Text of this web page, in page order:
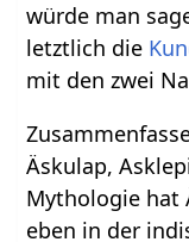
würde man
letztlich die
mit den zwei
Äskulap,
Mythologie hat
eben in der